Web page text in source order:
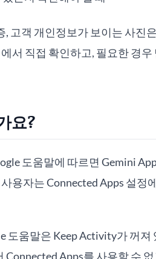
고객 개인정보가 보이는 사진
서 직접 확인하고, 필요한 경
요?
도움말에 따르면 Gemini
용자는 Connected Apps 설정
도움말은 Keep Activity가 꺼져
Connected Apps를 사용할 수